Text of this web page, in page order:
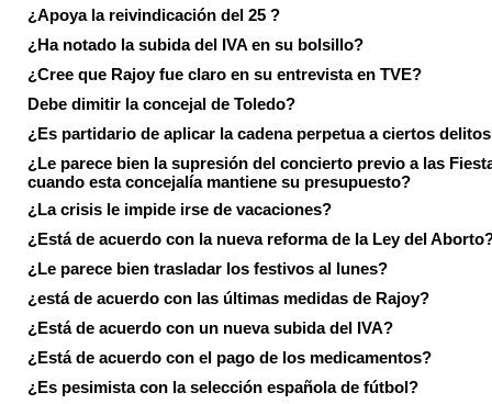
¿Apoya la reivindicación del 25 ?
¿Ha notado la subida del IVA en su bolsillo?
¿Cree que Rajoy fue claro en su entrevista en TVE?
Debe dimitir la concejal de Toledo?
¿Es partidario de aplicar la cadena perpetua a ciertos
¿Le parece bien la supresión del concierto previo a las
cuando esta concejalía mantiene su presupuesto?
¿La crisis le impide irse de vacaciones?
¿Está de acuerdo con la nueva reforma de la Ley del
¿Le parece bien trasladar los festivos al lunes?
¿está de acuerdo con las últimas medidas de Rajoy?
¿Está de acuerdo con un nueva subida del IVA?
¿Está de acuerdo con el pago de los medicamentos?
¿Es pesimista con la selección española de fútbol?